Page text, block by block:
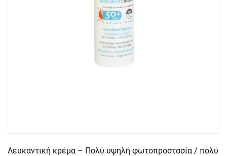
Λευκαντική κρέμα – Πολύ υψηλή φωτοπροστασία / πολύ